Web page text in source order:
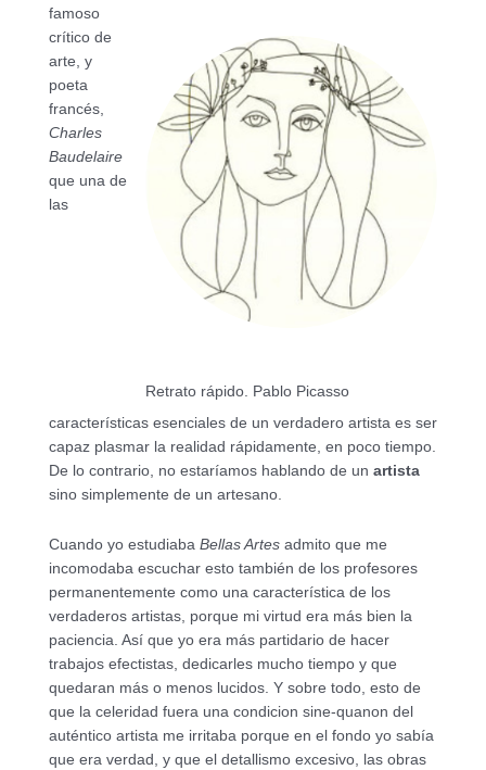
Retrato rápido. Pablo Picasso
famoso
crítico de
arte, y
poeta
francés,
Charles
Baudelaire
que una de
las
características esenciales de un verdadero artista es ser
capaz plasmar la realidad rápidamente, en poco tiempo.
De lo contrario, no estaríamos hablando de un artista
sino simplemente de un artesano.
Cuando yo estudiaba Bellas Artes admito que me
incomodaba escuchar esto también de los profesores
permanentemente como una característica de los
verdaderos artistas, porque mi virtud era más bien la
paciencia. Así que yo era más partidario de hacer
trabajos efectistas, dedicarles mucho tiempo y que
quedaran más o menos lucidos. Y sobre todo, esto de
que la celeridad fuera una condicion sine-quanon del
auténtico artista me irritaba porque en el fondo yo sabía
que era verdad, y que el detallismo excesivo, las obras